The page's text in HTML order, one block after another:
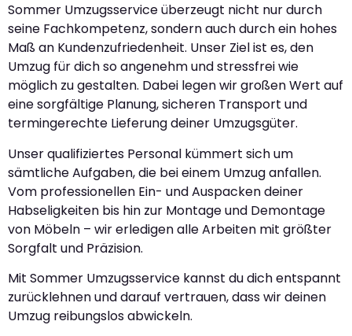
Sommer Umzugsservice überzeugt nicht nur durch
seine Fachkompetenz, sondern auch durch ein hohes
Maß an Kundenzufriedenheit. Unser Ziel ist es, den
Umzug für dich so angenehm und stressfrei wie
möglich zu gestalten. Dabei legen wir großen Wert auf
eine sorgfältige Planung, sicheren Transport und
termingerechte Lieferung deiner Umzugsgüter.
Unser qualifiziertes Personal kümmert sich um
sämtliche Aufgaben, die bei einem Umzug anfallen.
Vom professionellen Ein- und Auspacken deiner
Habseligkeiten bis hin zur Montage und Demontage
von Möbeln – wir erledigen alle Arbeiten mit größter
Sorgfalt und Präzision.
Mit Sommer Umzugsservice kannst du dich entspannt
zurücklehnen und darauf vertrauen, dass wir deinen
Umzug reibungslos abwickeln.